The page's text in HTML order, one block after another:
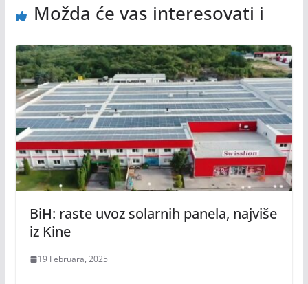
Možda će vas interesovati i
BiH: raste uvoz solarnih panela, najviše
iz Kine
19 Februara, 2025